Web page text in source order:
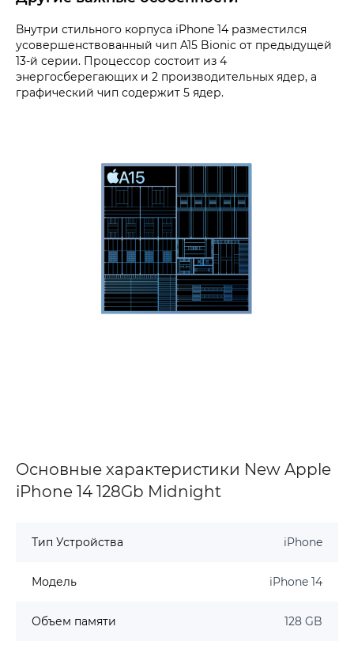
Внутри стильного корпуса iPhone 14 разместился
усовершенствованный чип A15 Bionic от предыдущей
13-й серии. Процессор состоит из 4
энергосберегающих и 2 производительных ядер, а
графический чип содержит 5 ядер.
Основные характеристики New Apple
iPhone 14 128Gb Midnight
Тип Устройства iPhone
Модель iPhone 14
Объем памяти 128 GB